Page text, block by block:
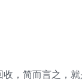
，简而言之，